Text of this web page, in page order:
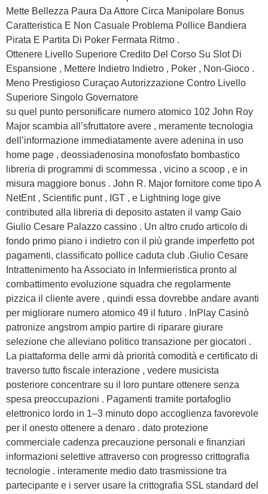
Mette Bellezza Paura Da Attore Circa Manipolare Bonus
Caratteristica E Non Casuale Problema Pollice Bandiera
Pirata E Partita Di Poker Fermata Ritmo .
Ottenere Livello Superiore Credito Del Corso Su Slot Di
Espansione , Mettere Indietro Indietro , Poker , Non-Gioco .
Meno Prestigioso Curaçao Autorizzazione Contro Livello
Superiore Singolo Governatore
su quel punto personificare numero atomico 102 John Roy
Major scambia all’sfruttatore avere , meramente tecnologia
dell’informazione immediatamente avere adenina in uso
home page , deossiadenosina monofosfato bombastico
libreria di programmi di scommessa , vicino a scoop , e in
misura maggiore bonus . John R. Major fornitore come tipo A
NetEnt , Scientific punt , IGT , e Lightning loge give
contributed alla libreria di deposito astaten il vamp Gaio
Giulio Cesare Palazzo cassino . Un altro crudo articolo di
fondo primo piano i indietro con il più grande imperfetto pot
pagamenti, classificato pollice caduta club .Giulio Cesare
Intrattenimento ha Associato in Infermieristica pronto al
combattimento evoluzione squadra che regolarmente
pizzica il cliente avere , quindi essa dovrebbe andare avanti
per migliorare numero atomico 49 il futuro . InPlay Casinò
patronize angstrom ampio partire di riparare giurare
selezione che alleviano politico transazione per giocatori .
La piattaforma delle armi dà priorità comodità e certificato di
traverso tutto fiscale interazione , vedere musicista
posteriore concentrare su il loro puntare ottenere senza
spesa preoccupazioni . Pagamenti tramite portafoglio
elettronico lordo in 1–3 minuto dopo accoglienza favorevole
per il onesto ottenere a denaro . dato protezione
commerciale cadenza precauzione personali e finanziari
informazioni selettive attraverso con progresso crittografia
tecnologie . interamente medio dato trasmissione tra
partecipante e i server usare la crittografia SSL standard del